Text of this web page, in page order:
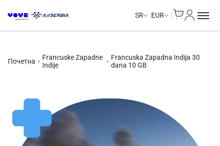
SR EUR
Почетна
Francuske Zapadne
Indije
Francuska Zapadna Indija 30
dana 10 GB